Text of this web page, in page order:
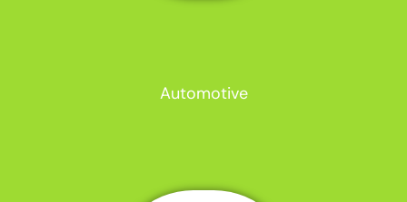
Automotive